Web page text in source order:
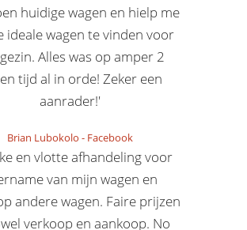
huidige wagen en hielp me
ideale wagen te vinden voor
Alles was op amper 2
tijd al in orde! Zeker een
aanrader!'
Brian Lubokolo - Facebook
en vlotte afhandeling voor
van mijn wagen en
andere wagen. Faire prijzen
verkoop en aankoop. No